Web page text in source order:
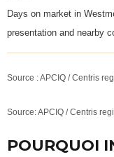
Days on market in
presentation and nearby
Source : APCIQ / Centris
Source: APCIQ / Centris
POURQUOI